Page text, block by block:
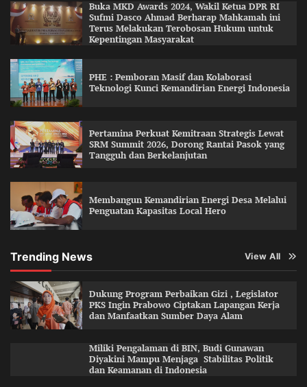
Buka MKD Awards 2024, Wakil Ketua DPR RI
Sufmi Dasco Ahmad Berharap Mahkamah ini
Terus Melakukan Terobosan Hukum untuk
Kepentingan Masyarakat
PHE : Pemboran Masif dan Kolaborasi
Teknologi Kunci Kemandirian Energi Indonesia
Pertamina Perkuat Kemitraan Strategis Lewat
SRM Summit 2026, Dorong Rantai Pasok yang
Tangguh dan Berkelanjutan
Membangun Kemandirian Energi Desa Melalui
Penguatan Kapasitas Local Hero
Trending News View All
Dukung Program Perbaikan Gizi , Legislator
PKS Ingin Prabowo Ciptakan Lapangan Kerja
dan Manfaatkan Sumber Daya Alam
Miliki Pengalaman di BIN, Budi Gunawan
Diyakini Mampu Menjaga Stabilitas Politik
dan Keamanan di Indonesia